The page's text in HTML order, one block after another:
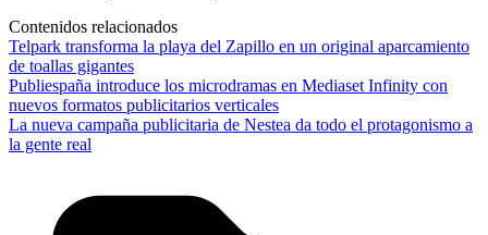
Contenidos relacionados
Telpark transforma la playa del Zapillo en un original aparcamiento
de toallas gigantes
Publiespaña introduce los microdramas en Mediaset Infinity con
nuevos formatos publicitarios verticales
La nueva campaña publicitaria de Nestea da todo el protagonismo a
la gente real